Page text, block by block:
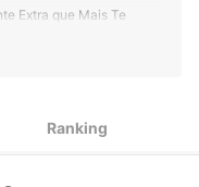
Extra que Mais Te
Ranking